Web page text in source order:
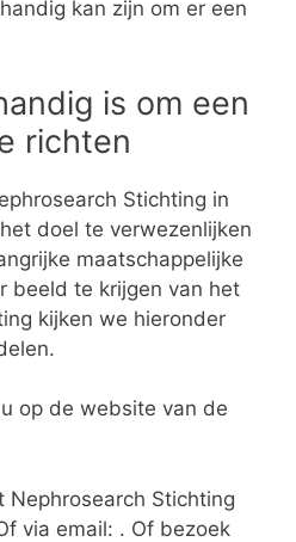
kan zijn om er een
is om een
richten
Stichting in
doel te verwezenlijken
maatschappelijke
beeld te krijgen van het
kijken we hieronder
op de website van de
Nephrosearch Stichting
via email: . Of bezoek